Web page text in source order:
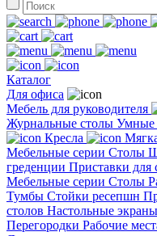
Каталог
Для офиса
Мебель для руководителя
Журнальные столы Умные
Кресла
Мебельные серии Столы
греденции Приставки для
Мебельные серии Столы
Тумбы Стойки ресепшн
столов Настольные экраны
Перегородки Рабочие